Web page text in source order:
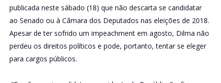
publicada neste sábado (18) que não descarta se candidatar
ao Senado ou à Câmara dos Deputados nas eleições de 2018.
Apesar de ter sofrido um impeachment em agosto, Dilma não
perdeu os direitos políticos e pode, portanto, tentar se eleger
para cargos públicos.